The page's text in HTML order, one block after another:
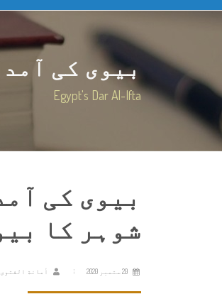
بیوی کی
Egypt's Dar Al-Ifta
بیوی کی
شوہر کا
أمانة الفتوى